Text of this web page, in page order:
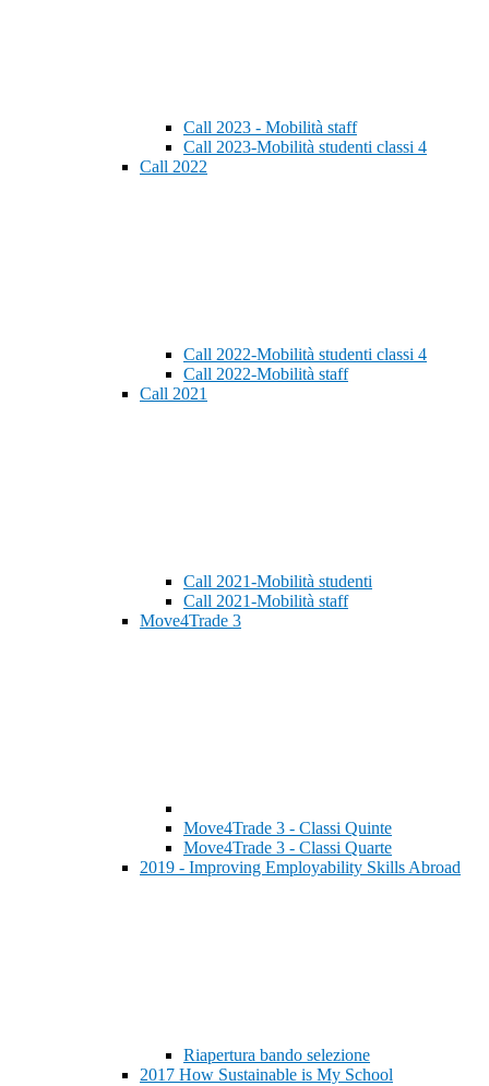
Call 2023 - Mobilità staff
Call 2023-Mobilità studenti classi 4
Call 2022
Call 2022-Mobilità studenti classi 4
Call 2022-Mobilità staff
Call 2021
Call 2021-Mobilità studenti
Call 2021-Mobilità staff
Move4Trade 3
Move4Trade 3 - Classi Quinte
Move4Trade 3 - Classi Quarte
2019 - Improving Employability Skills Abroad
Riapertura bando selezione
2017 How Sustainable is My School